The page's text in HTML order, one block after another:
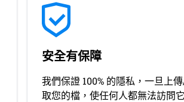
安全有保障
我們保證 100% 的隱私，一旦上
取您的檔，使任何人都無法訪問